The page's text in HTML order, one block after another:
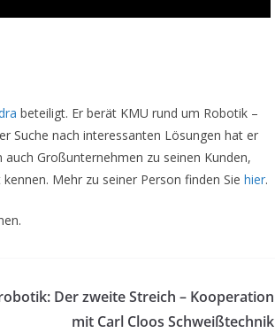
beteiligt. Er berät KMU rund um Robotik –
Suche nach interessanten Lösungen hat er
Großunternehmen zu seinen Kunden,
Mehr zu seiner Person finden Sie hier.
Der zweite Streich – Kooperation
mit Carl Cloos Schweißtechnik